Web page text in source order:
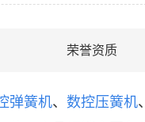
荣誉资质
弹簧机、 数控压簧机、